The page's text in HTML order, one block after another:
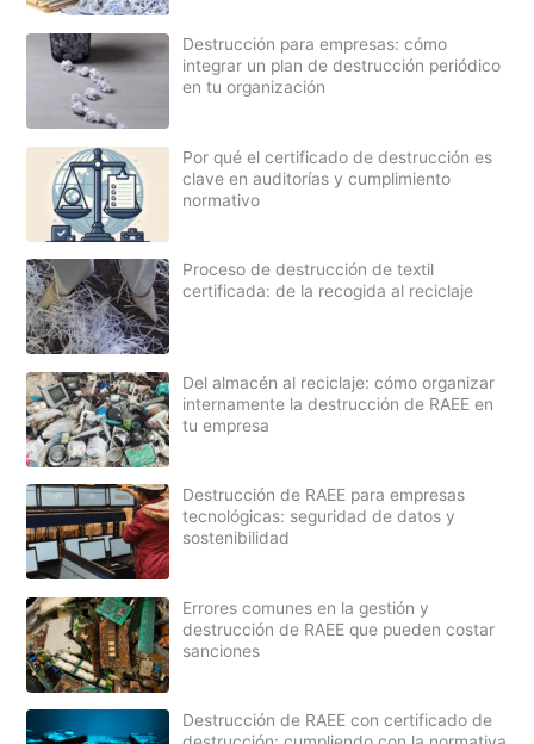
Destrucción para empresas: cómo
integrar un plan de destrucción periódico
en tu organización
Por qué el certificado de destrucción es
clave en auditorías y cumplimiento
normativo
Proceso de destrucción de textil
certificada: de la recogida al reciclaje
Del almacén al reciclaje: cómo organizar
internamente la destrucción de RAEE en
tu empresa
Destrucción de RAEE para empresas
tecnológicas: seguridad de datos y
sostenibilidad
Errores comunes en la gestión y
destrucción de RAEE que pueden costar
sanciones
Destrucción de RAEE con certificado de